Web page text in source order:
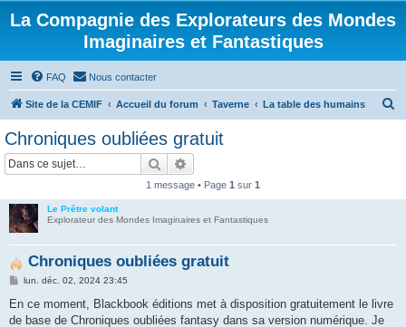
La Compagnie des Explorateurs des Mondes
Imaginaires et Fantastiques
FAQ Nous contacter
Site de la CEMIF Accueil du forum Taverne La table des humains
Chroniques oubliées gratuit
Rechercher
1 message • Page 1 sur 1
Le Prêtre volant
Explorateur des Mondes Imaginaires et Fantastiques
Chroniques oubliées gratuit
M
s
a
lun. déc. 02, 2024 23:45
En ce moment, Blackbook éditions met à disposition gratuitement le livre
de base de Chroniques oubliées fantasy dans sa version numérique. Je